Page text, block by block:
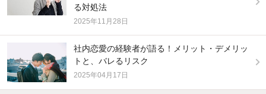
る対処法
2025年11月28日
社内恋愛の経験者が語る！メリット・デメリッ
トと、バレるリスク
2025年04月17日